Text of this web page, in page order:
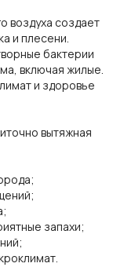
воздуха создает
и плесени.
бактерии
включая жилые.
и здоровье
вытяжная
запахи;